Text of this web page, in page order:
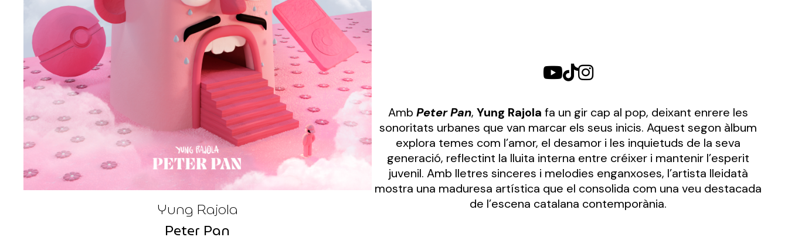
Yung Rajola
Peter Pan
Amb Peter Pan, Yung Rajola fa un gir cap al pop, deixant enrere les
sonoritats urbanes que van marcar els seus inicis. Aquest segon àlbum
explora temes com l’amor, el desamor i les inquietuds de la seva
generació, reflectint la lluita interna entre créixer i mantenir l’esperit
juvenil. Amb lletres sinceres i melodies enganxoses, l’artista lleidatà
mostra una maduresa artística que el consolida com una veu destacada
de l’escena catalana contemporània.